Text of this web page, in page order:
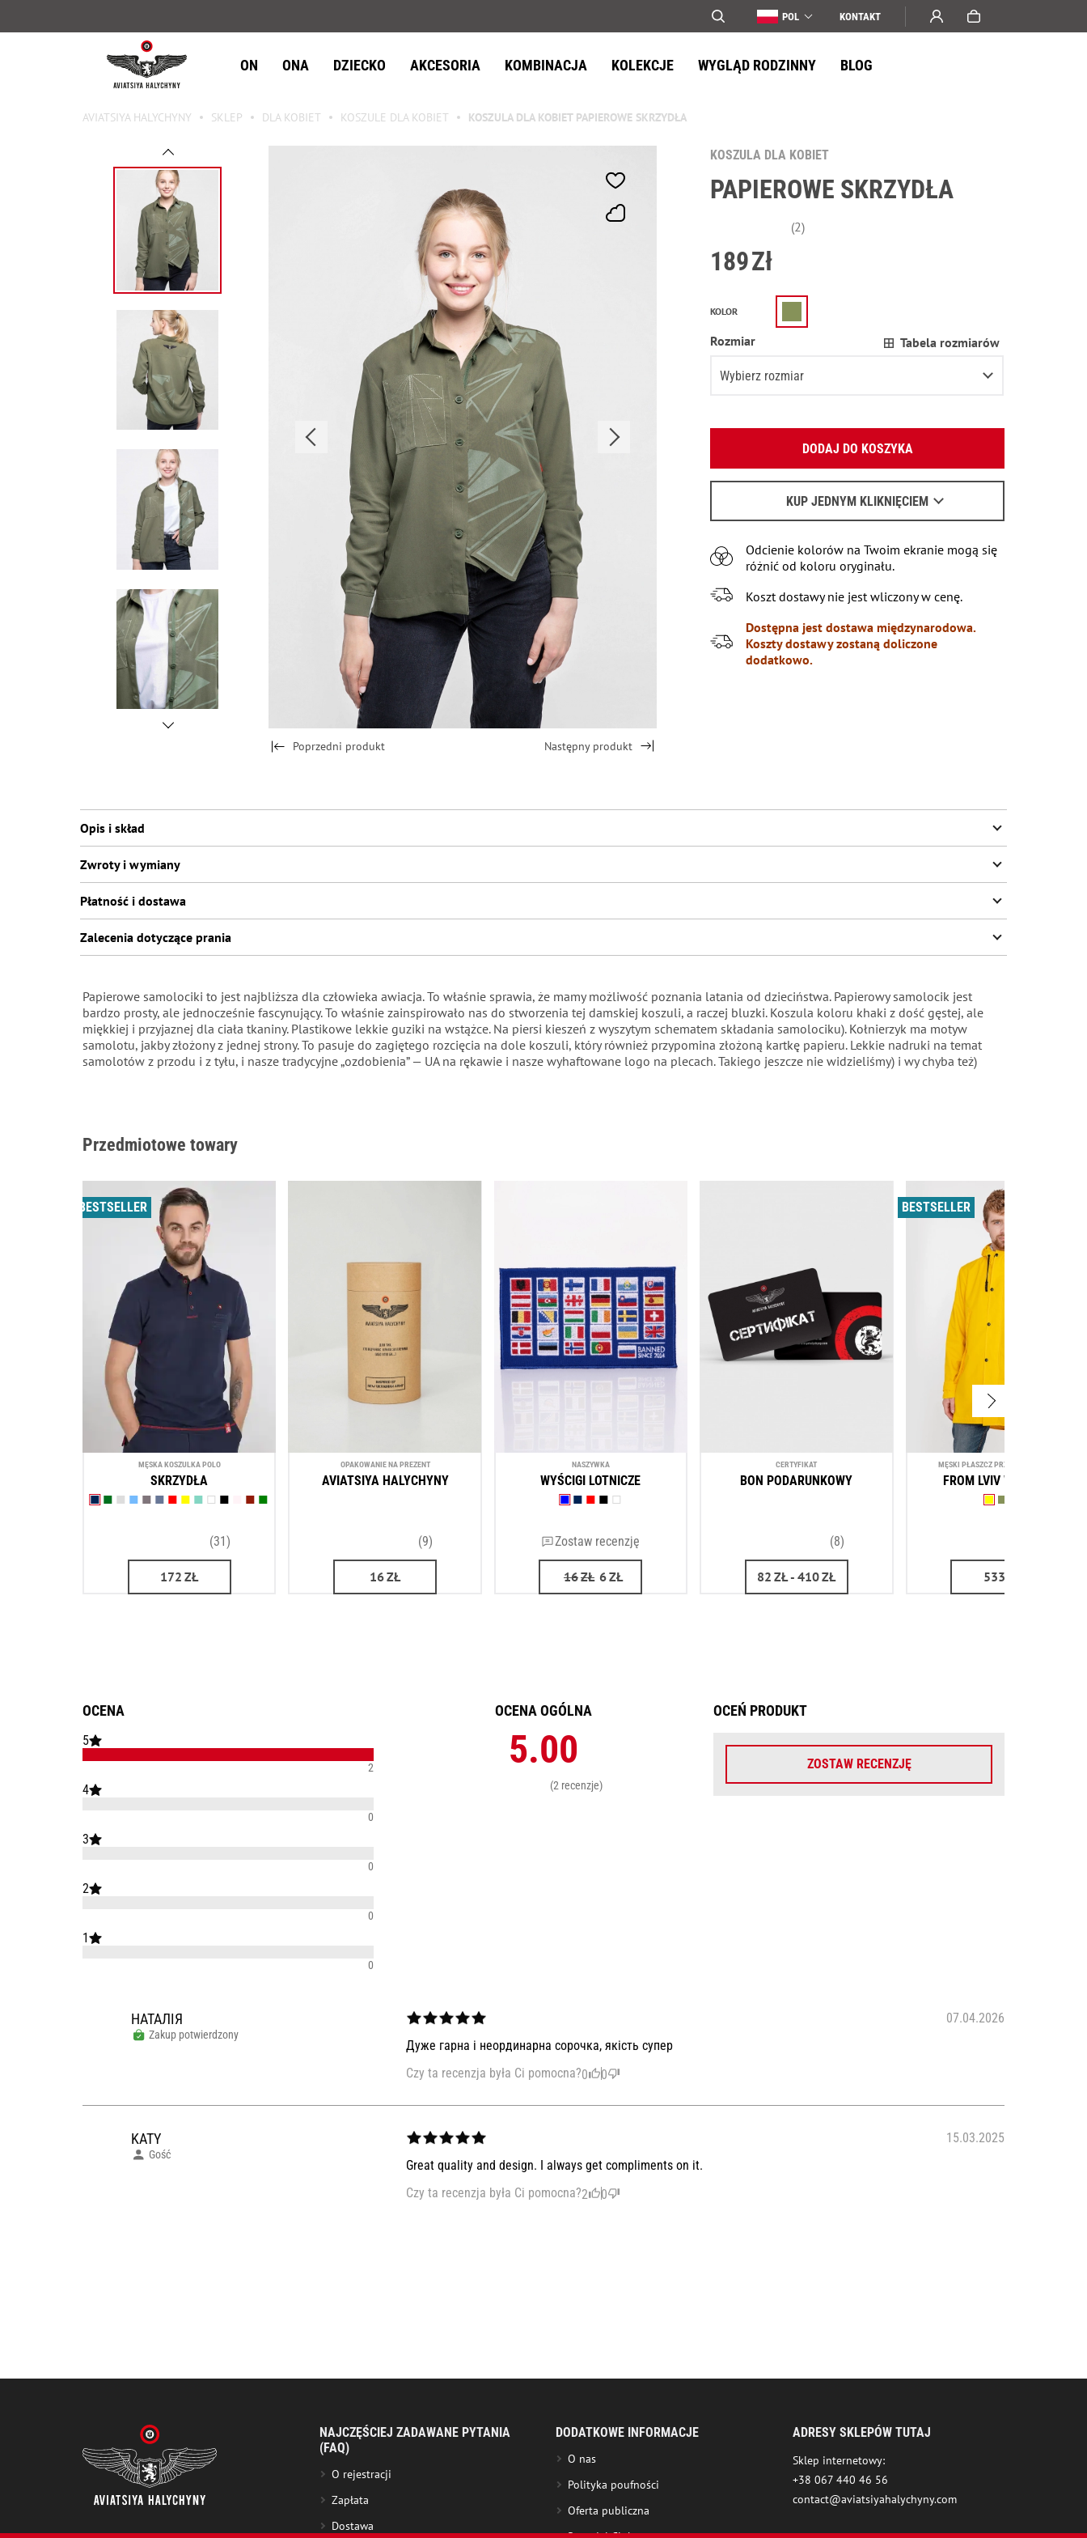
POL KONTAKT
ON ONA DZIECKO AKCESORIA KOMBINACJA KOLEKCJE WYGLĄD RODZINNY BLOG
AVIATSIYA HALYCHYNY SKLEP DLA KOBIET KOSZULE DLA KOBIET KOSZULA DLA KOBIET PAPIEROWE SKRZYDŁA
Poprzedni produkt Następny produkt
KOSZULA DLA KOBIET
PAPIEROWE SKRZYDŁA
(2)
189Zł
KOLOR
Rozmiar Tabela rozmiarów
Wybierz rozmiar
M
DODAJ DO KOSZYKA
KUP JEDNYM KLIKNIĘCIEM
Podaj swój adres e-mail:
Kiedy czekać na e-mail - przeczytajtu.
Odcienie kolorów na Twoim ekranie mogą się
różnić od koloru oryginału.
Koszt dostawy nie jest wliczony w cenę.
Dostępna jest dostawa międzynarodowa.
Koszty dostawy zostaną doliczone
dodatkowo.
Opis i skład
Zwroty i wymiany
Płatność i dostawa
Zalecenia dotyczące prania
Papierowe samolociki to jest najbliższa dla człowieka awiacja. To właśnie sprawia, że mamy możliwość poznania latania od dzieciństwa. Papierowy samolocik jest
bardzo prosty, ale jednocześnie fascynujący. To właśnie zainspirowało nas do stworzenia tej damskiej koszuli, a raczej bluzki. Koszula koloru khaki z dość gęstej, ale
miękkiej i przyjaznej dla ciała tkaniny. Plastikowe lekkie guziki na wstążce. Na piersi kieszeń z wyszytym schematem składania samolociku). Kołnierzyk ma motyw
samolotu, jakby złożony z jednej strony. To pasuje do zagiętego rozcięcia na dole koszuli, który również przypomina złożoną kartkę papieru. Lekkie nadruki na temat
samolotów z przodu i z tyłu, i nasze tradycyjne „ozdobienia” — UA na rękawie i nasze wyhaftowane logo na plecach. Takiego jeszcze nie widzieliśmy) i wy chyba też)
Przedmiotowe towary
BESTSELLER
MĘSKA KOSZULKA POLO
SKRZYDŁA
(31)
172 ZŁ
OPAKOWANIE NA PREZENT
AVIATSIYA HALYCHYNY
(9)
16ZŁ
NASZYWKА
WYŚCIGI LOTNICZE
Zostaw recenzję
16ZŁ 6ZŁ
CERTYFIKAT
BON PODARUNKOWY
(8)
82 ZŁ- 410ZŁ
BESTSELLER
MĘSKI PŁASZCZ PRZECIWDESZCZOWY
FROM LVIV WITH RAIN
533
OCENA
5
2
4
0
3
0
2
0
1
0
OCENA OGÓLNA
5.00
(2 recenzje)
OCEŃ PRODUKT
ZOSTAW RECENZJĘ
НАТАЛІЯ
Zakup potwierdzony
07.04.2026
Дуже гарна і неординарна сорочка, якість супер
Czy ta recenzja była Ci pomocna?0 0
KATY
Gość
15.03.2025
Great quality and design. I always get compliments on it.
Czy ta recenzja była Ci pomocna?2 0
NAJCZĘŚCIEJ ZADAWANE PYTANIA
(FAQ)
O rejestracji
Zapłata
Dostawa
DODATKOWE INFORMACJE
O nas
Polityka poufności
Oferta publiczna
ADRESY SKLEPÓW TUTAJ
Sklep internetowy:
+38 067 440 46 56
contact@aviatsiyahalychyny.com